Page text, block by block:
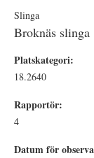
Slinga
Broknäs slinga
Platskategori:
18.2640
Rapportör:
4
Datum för